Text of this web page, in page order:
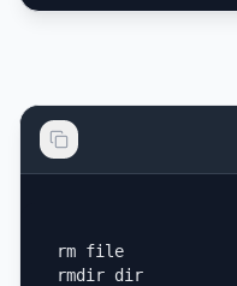
rm file
rmdir dir